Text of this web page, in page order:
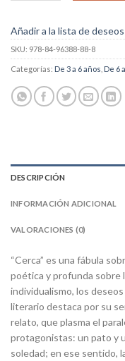
Añadir a la lista de deseos
SKU: 978-84-96388-88-8
Categorías: De 3 a 6 años De 6
DESCRIPCIÓN
INFORMACIÓN ADICIONAL
VALORACIONES (0)
“Cerca” es una fábula
poética y profunda sobre
individualismo, los
literario destaca por su
relato, que plasma el
protagonistas: un pato y
soledad; en ese sentido,